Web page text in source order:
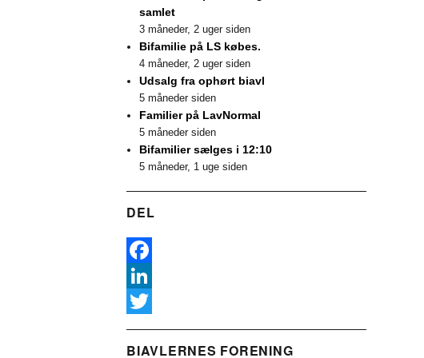
samlet
3 måneder, 2 uger siden
Bifamilie på LS købes.
4 måneder, 2 uger siden
Udsalg fra ophørt biavl
5 måneder siden
Familier på LavNormal
5 måneder siden
Bifamilier sælges i 12:10
5 måneder, 1 uge siden
DEL
F
a
e
L
nw
BIAVLERNES FORENING